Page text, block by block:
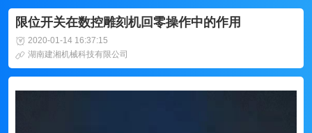
限位开关在数控雕刻机回零操作中的作用
2020-01-14 16:37:15
湖南建湘机械科技有限公司